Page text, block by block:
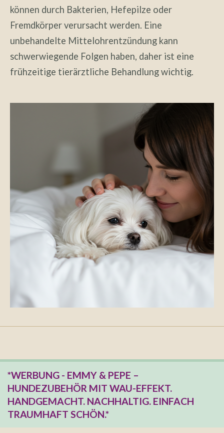
können durch Bakterien, Hefepilze oder
Fremdkörper verursacht werden. Eine
unbehandelte Mittelohrentzündung kann
schwerwiegende Folgen haben, daher ist eine
frühzeitige tierärztliche Behandlung wichtig.
*WERBUNG - EMMY & PEPE –
HUNDEZUBEHÖR MIT WAU-EFFEKT.
HANDGEMACHT. NACHHALTIG. EINFACH
TRAUMHAFT SCHÖN.*